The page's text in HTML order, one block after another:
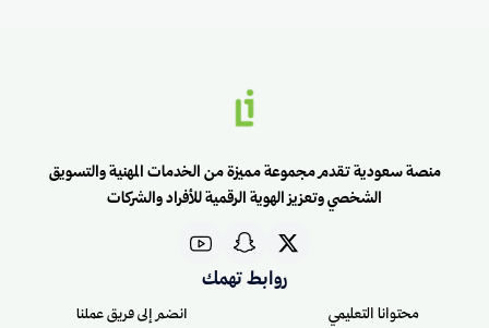
منصة سعودية تقدم مجموعة مميزة من الخدمات المهنية والتسويق
الشخصي وتعزيز الهوية الرقمية للأفراد والشركات
روابط تهمك
محتوانا التعليمي
انضم إلى فريق عملنا